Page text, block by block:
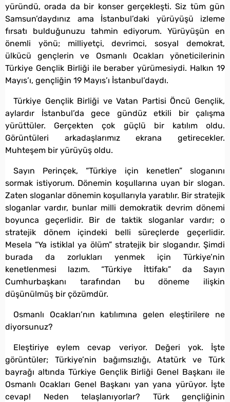
yüründü, orada da bir konser gerçekleşti. Siz tüm gün
Samsun’daydınız ama İstanbul’daki yürüyüşü izleme
fırsatı bulduğunuzu tahmin ediyorum. Yürüyüşün en
önemli yönü; milliyetçi, devrimci, sosyal demokrat,
ülkücü gençlerin ve Osmanlı Ocakları yöneticilerinin
Türkiye Gençlik Birliği ile beraber yürümesiydi. Halkın 19
Mayıs’ı, gençliğin 19 Mayıs’ı İstanbul’daydı.
Türkiye Gençlik Birliği ve Vatan Partisi Öncü Gençlik,
aylardır İstanbul’da gece gündüz etkili bir çalışma
yürüttüler. Gerçekten çok güçlü bir katılım oldu.
Görüntüleri arkadaşlarımız ekrana getirecekler.
Muhteşem bir yürüyüş oldu.
Sayın Perinçek, “Türkiye için kenetlen” sloganını
sormak istiyorum. Dönemin koşullarına uyan bir slogan.
Zaten sloganlar dönemin koşullarıyla yaratılır. Bir stratejik
sloganlar vardır, bunlar milli demokratik devrim dönemi
boyunca geçerlidir. Bir de taktik sloganlar vardır; o
stratejik dönem içindeki belli süreçlerde geçerlidir.
Mesela “Ya istiklal ya ölüm” stratejik bir slogandır. Şimdi
burada da zorlukları yenmek için Türkiye’nin
kenetlenmesi lazım. “Türkiye İttifakı” da Sayın
Cumhurbaşkanı tarafından bu döneme ilişkin
düşünülmüş bir çözümdür.
Osmanlı Ocakları’nın katılımına gelen eleştirilere ne
diyorsunuz?
Eleştiriye eylem cevap veriyor. Değeri yok. İşte
görüntüler; Türkiye’nin bağımsızlığı, Atatürk ve Türk
bayrağı altında Türkiye Gençlik Birliği Genel Başkanı ile
Osmanlı Ocakları Genel Başkanı yan yana yürüyor. İşte
cevap! Neden telaşlanıyorlar? Türk gençliğinin